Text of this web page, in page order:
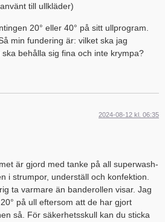
till ullkläder)
20° eller 40° på sitt ullprogram.
min fundering är: vilket ska jag
behålla sig fina och inte krympa?
2024-08-12 kl. 06:35
är gjord med tanke på all superwash-
i strumpor, underställ och konfektion.
ta varmare än banderollen visar. Jag
på ull eftersom att de har gjort
så. För säkerhetsskull kan du sticka